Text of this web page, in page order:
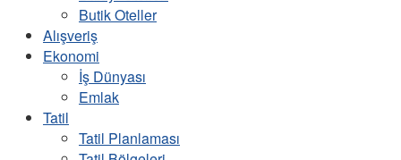
Butik Oteller
Alışveriş
Ekonomi
İş Dünyası
Emlak
Tatil
Tatil Planlaması